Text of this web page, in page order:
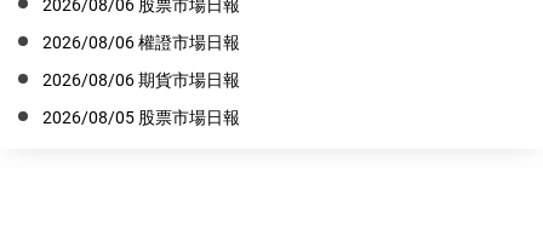
2026/08/06 股票市場日報
2026/08/06 權證市場日報
2026/08/06 期貨市場日報
2026/08/05 股票市場日報